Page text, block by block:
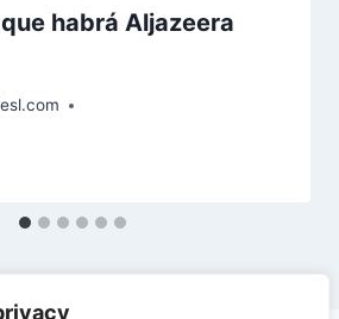
habrá Aljazeera